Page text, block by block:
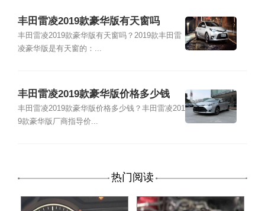
丰田雷凌2019款豪华版有天窗吗
丰田雷凌2019款豪华版有天窗吗？2019款丰田雷
凌豪华版是有天窗的：...
丰田雷凌2019款豪华版价格多少钱
丰田雷凌2019款豪华版价格多少钱？丰田雷凌201
9款豪华版厂商指导价...
热门阅读